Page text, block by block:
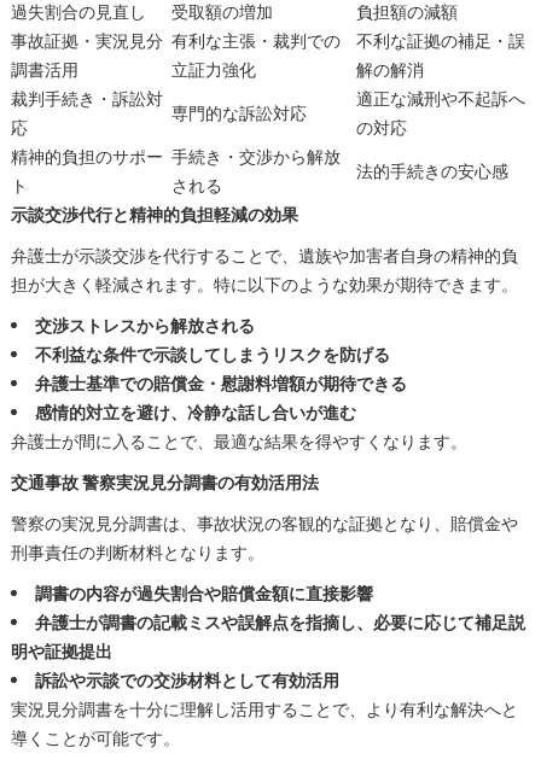
過失割合の見直し 受取額の増加
負担額の減額
事故証拠・実況見分
調書活用
有利な主張・裁判での
立証力強化
不利な証拠の補足・誤
解の解消
裁判手続き・訴訟対
応
専門的な訴訟対応
適正な減刑や不起訴へ
の対応
精神的負担のサポー
ト
手続き・交渉から解放
される
法的手続きの安心感
示談交渉代行と精神的負担軽減の効果
弁護士が示談交渉を代行することで、遺族や加害者自身の精神的負
担が大きく軽減されます。特に以下のような効果が期待できます。
交渉ストレスから解放される
不利益な条件で示談してしまうリスクを防げる
弁護士基準での賠償金・慰謝料増額が期待できる
感情的対立を避け、冷静な話し合いが進む
弁護士が間に入ることで、最適な結果を得やすくなります。
交通事故 警察実況見分調書の有効活用法
警察の実況見分調書は、事故状況の客観的な証拠となり、賠償金や
刑事責任の判断材料となります。
調書の内容が過失割合や賠償金額に直接影響
弁護士が調書の記載ミスや誤解点を指摘し、必要に応じて補足説
明や証拠提出
訴訟や示談での交渉材料として有効活用
実況見分調書を十分に理解し活用することで、より有利な解決へと
導くことが可能です。